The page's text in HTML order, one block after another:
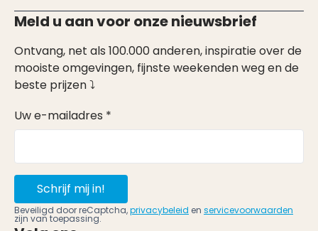
Meld u aan voor onze nieuwsbrief
Ontvang, net als 100.000 anderen, inspiratie over de
mooiste omgevingen, fijnste weekenden weg en de
beste prijzen ⤵
Uw e-mailadres *
Schrijf mij in!
Beveiligd door reCaptcha,privacybeleid en servicevoorwaarden
zijn van toepassing.